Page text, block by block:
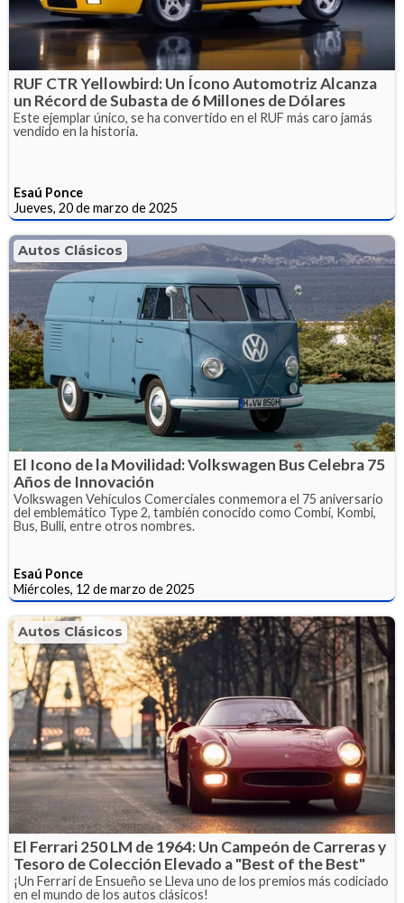
RUF CTR Yellowbird: Un Ícono Automotriz Alcanza
un Récord de Subasta de 6 Millones de Dólares
Este ejemplar único, se ha convertido en el RUF más caro jamás
vendido en la historia.
Esaú Ponce
Jueves, 20 de marzo de 2025
Autos Clásicos
El Icono de la Movilidad: Volkswagen Bus Celebra 75
Años de Innovación
Volkswagen Vehículos Comerciales conmemora el 75 aniversario
del emblemático Type 2, también conocido como Combi, Kombi,
Bus, Bulli, entre otros nombres.
Esaú Ponce
Miércoles, 12 de marzo de 2025
Autos Clásicos
El Ferrari 250 LM de 1964: Un Campeón de Carreras y
Tesoro de Colección Elevado a "Best of the Best"
¡Un Ferrari de Ensueño se Lleva uno de los premios más codiciado
en el mundo de los autos clásicos!